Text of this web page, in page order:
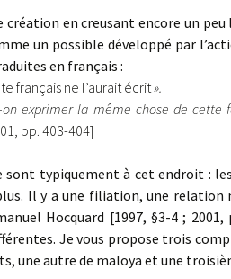
en creusant encore un
un possible développé par
en français :
français ne l’aurait écrit».
exprimer la même chose de cette
pp. 403-404]
sont typiquement à cet endroit :
Il y a une filiation, une relation
Hocquard [1997, §3-4 ;
Je vous propose trois
une autre de maloya et une